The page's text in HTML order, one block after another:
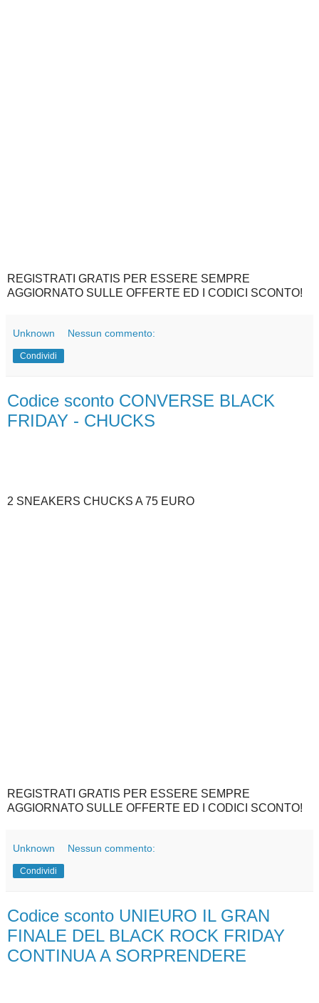
REGISTRATI GRATIS PER ESSERE SEMPRE
AGGIORNATO SULLE OFFERTE ED I CODICI SCONTO!
Unknown Nessun commento:
Condividi
Codice sconto CONVERSE BLACK
FRIDAY - CHUCKS
2 SNEAKERS CHUCKS A 75 EURO
REGISTRATI GRATIS PER ESSERE SEMPRE
AGGIORNATO SULLE OFFERTE ED I CODICI SCONTO!
Unknown Nessun commento:
Condividi
Codice sconto UNIEURO IL GRAN
FINALE DEL BLACK ROCK FRIDAY
CONTINUA A SORPRENDERE